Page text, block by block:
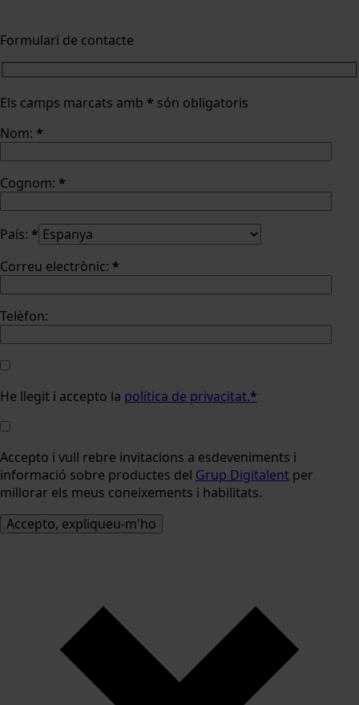
Formulari de contacte
Els camps marcats amb * són obligatoris
Nom: *
Cognom: *
País: *
Correu electrònic: *
Telèfon:
He llegit i accepto la política de privacitat.*
Accepto i vull rebre invitacions a esdeveniments i
informació sobre productes del Grup Digitalent per
millorar els meus coneixements i habilitats.